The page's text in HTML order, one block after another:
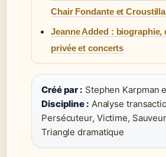
Chair Fondante et
Jeanne Added : biographie,
privée et concerts
Créé par : Stephen Karpman
Discipline : Analyse
Persécuteur, Victime, Sauveur
Triangle dramatique